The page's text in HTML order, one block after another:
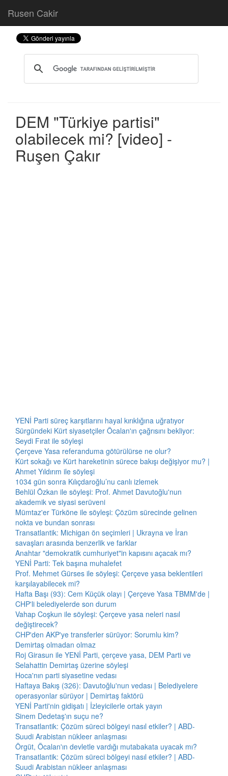
Rusen Cakir
DEM "Türkiye partisi"
olabilecek mi? [video] -
Ruşen Çakır
YENİ Parti süreç karşıtlarını hayal kırıklığına uğratıyor
Sürgündeki Kürt siyasetçiler Öcalan'ın çağrısını bekliyor:
Seydi Fırat ile söyleşi
Çerçeve Yasa referanduma götürülürse ne olur?
Kürt sokağı ve Kürt hareketinin sürece bakışı değişiyor mu? |
Ahmet Yıldırım ile söyleşi
1034 gün sonra Kılıçdaroğlu’nu canlı izlemek
Behlül Özkan ile söyleşi: Prof. Ahmet Davutoğlu'nun
akademik ve siyasi serüveni
Mümtaz'er Türköne ile söyleşi: Çözüm sürecinde gelinen
nokta ve bundan sonrası
Transatlantik: Michigan ön seçimleri | Ukrayna ve İran
savaşları arasında benzerlik ve farklar
Anahtar "demokratik cumhuriyet"in kapısını açacak mı?
YENİ Parti: Tek başına muhalefet
Prof. Mehmet Gürses ile söyleşi: Çerçeve yasa beklentileri
karşılayabilecek mi?
Hafta Başı (93): Cem Küçük olayı | Çerçeve Yasa TBMM'de |
CHP'li belediyelerde son durum
Vahap Coşkun ile söyleşi: Çerçeve yasa neleri nasıl
değiştirecek?
CHP'den AKP'ye transferler sürüyor: Sorumlu kim?
Demirtaş olmadan olmaz
Roj Girasun ile YENİ Parti, çerçeve yasa, DEM Parti ve
Selahattin Demirtaş üzerine söyleşi
Hoca'nın parti siyasetine vedası
Haftaya Bakış (326): Davutoğlu'nun vedası | Belediyelere
operasyonlar sürüyor | Demirtaş faktörü
YENİ Parti'nin gidişatı | İzleyicilerle ortak yayın
Sinem Dedetaş'ın suçu ne?
Transatlantik: Çözüm süreci bölgeyi nasıl etkiler? | ABD-
Suudi Arabistan nükleer anlaşması
Örgüt, Öcalan'ın devletle vardığı mutabakata uyacak mı?
Transatlantik: Çözüm süreci bölgeyi nasıl etkiler? | ABD-
Suudi Arabistan nükleer anlaşması